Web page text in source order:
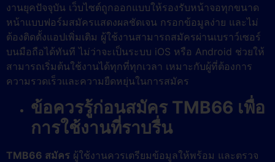
งานยุคปัจจุบัน เว็บไซต์ถูกออกแบบให้รองรับหน้าจอทุกขนาด
หน้าแบบฟอร์มสมัครแสดงผลชัดเจน กรอกข้อมูลง่าย และไม่
ต้องติดตั้งแอปเพิ่มเติม ผู้ใช้งานสามารถสมัครผ่านเบราว์เซอร์
บนมือถือได้ทันที ไม่ว่าจะเป็นระบบ iOS หรือ Android ช่วยให้
สามารถเริ่มต้นใช้งานได้ทุกที่ทุกเวลา เหมาะกับผู้ที่ต้องการ
ความรวดเร็วและความยืดหยุ่นในการสมัคร
ข้อควรรู้ก่อนสมัคร TMB66 เพื่อ
การใช้งานที่ราบรื่น
TMB66 สมัคร ผู้ใช้งานควรเตรียมข้อมูลให้พร้อม และตรวจ